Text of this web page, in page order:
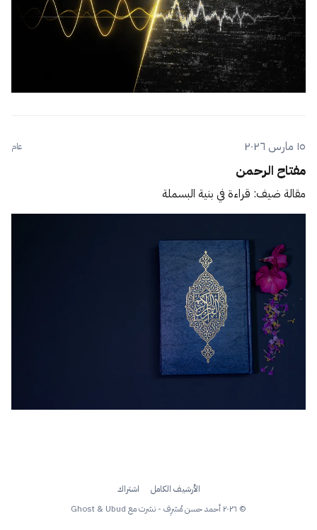
١٥ مارس ٢٠٢٦ عام
مفتاح الرحمن
مقالة ضيف: قراءة في بنية البسملة
الأرشيف الكامل
اشتراك
© ٢٠٢٦ أحمد حسن مُشرِف - نشرت مع
Ghost & Ubud